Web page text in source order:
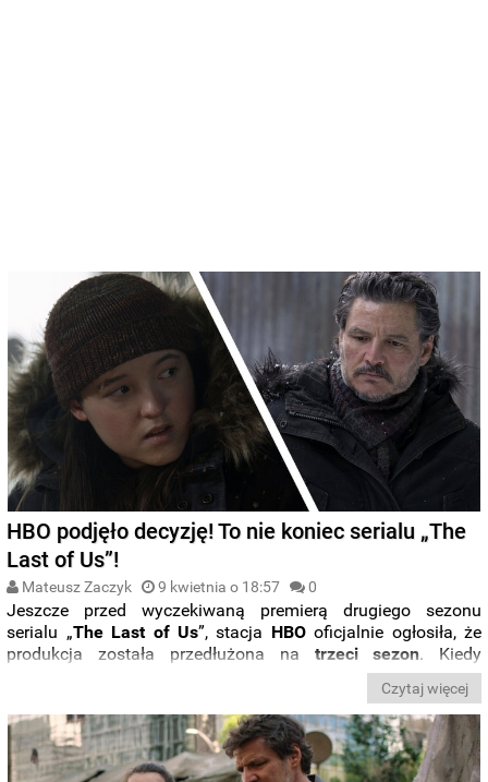
HBO podjęło decyzję! To nie koniec serialu „The
Last of Us”!
Mateusz Zaczyk 9 kwietnia o 18:57 0
Jeszcze przed wyczekiwaną premierą drugiego sezonu
serialu „The Last of Us”, stacja HBOoficjalnie ogłosiła, że
produkcja została przedłużona na trzeci sezon. Kiedy
Czytaj więcej